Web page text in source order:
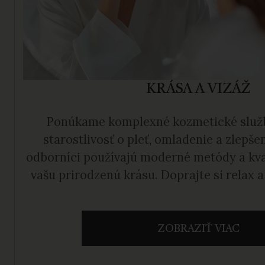
KRÁSA A VIZÁŽ
Ponúkame komplexné kozmetické
starostlivosť o pleť, omladenie a
odborníci používajú moderné metódy a
vašu prirodzenú krásu. Doprajte si relax
ZOBRAZIŤ VIAC